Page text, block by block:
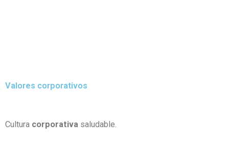
Valores corporativos
Cultura corporativa saludable.